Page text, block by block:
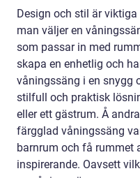
Design och stil är
man väljer en
som passar in med
skapa en enhetlig och
våningssäng i en snygg
stilfull och praktisk
eller ett gästrum. Å
färgglad våningssäng
barnrum och få rummet
inspirerande. Oavsett